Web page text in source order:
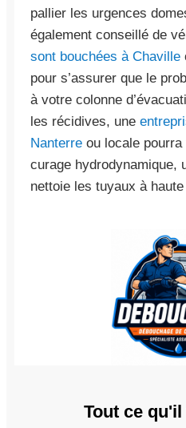
pallier les urgences
également conseillé de
sont bouchées à Chaville
pour s’assurer que le
à votre colonne
les récidives, une
Nanterre ou locale
curage hydrodynamique,
nettoie les tuyaux à
Tout ce